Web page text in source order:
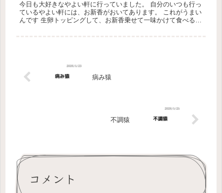
今日も大好きなやよい軒に行っていました。 自分のいつも行っ
ているやよい軒には、お新香がおいてあります。 これがうまい
んです 生卵トッピングして、お新香乗せて一味かけて食べると
病み猿
不調猿
コメント